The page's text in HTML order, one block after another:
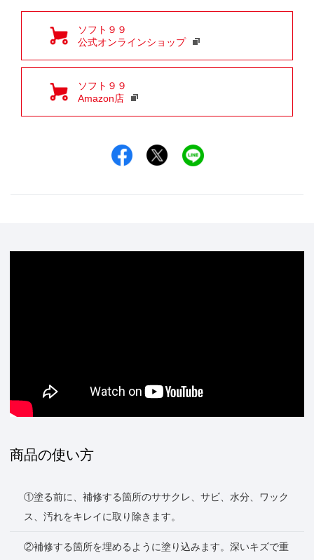
ソフト９９
公式オンラインショップ
ソフト９９
Amazon店
Facebookでシェア
XでシェアLINEでシェア
商品の使い方
①塗る前に、補修する箇所のササクレ、サビ、水分、ワック
ス、汚れをキレイに取り除きます。
②補修する箇所を埋めるように塗り込みます。深いキズで重